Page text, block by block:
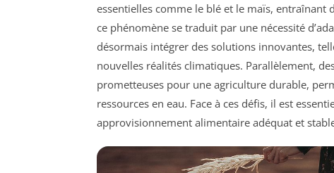
essentielles comme le blé et le maïs, entraînant
ce phénomène se traduit par une nécessité
désormais intégrer des solutions innovantes,
nouvelles réalités climatiques. Parallèlement,
prometteuses pour une agriculture durable,
ressources en eau. Face à ces défis, il est
approvisionnement alimentaire adéquat et